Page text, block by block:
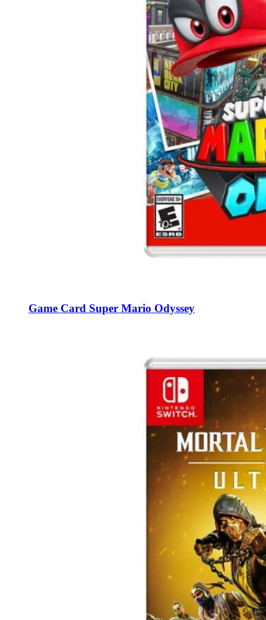
Game Card Super Mario Odyssey